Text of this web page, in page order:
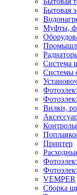
Бытовая
Муфты,
Система
Системы
Вилки,
Принтер
VEMPER
Сборка